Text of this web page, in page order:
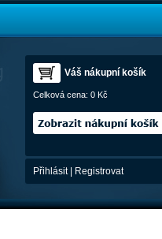
Váš nákupní košík
Celková cena: 0 Kč
Přihlásit| Registrovat